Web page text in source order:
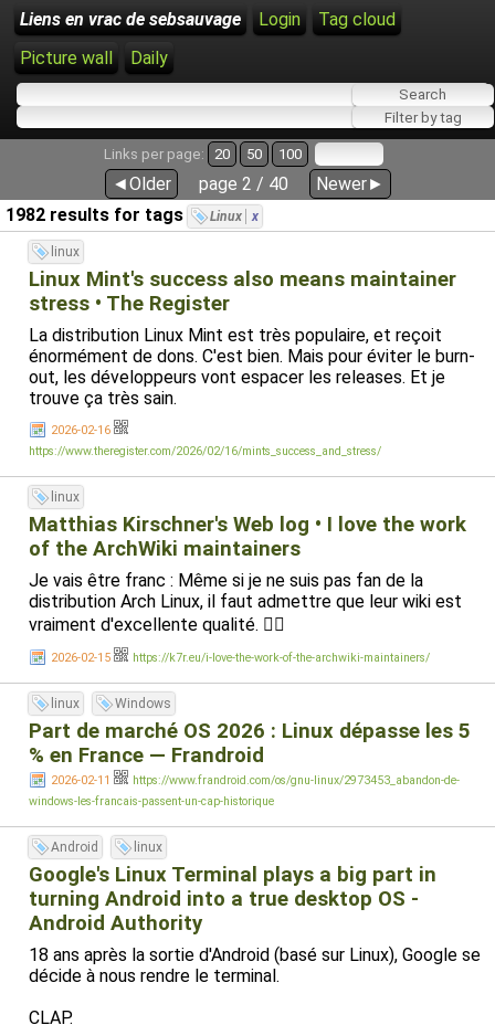
Liens en vrac de sebsauvage Login
Tag cloud
Picture wall
Daily
Links per page: 20 50 100
◄Older page 2 / 40
Newer►
1982 results for tags
Linux x
linux
Linux Mint's success also means maintainer
stress • The Register
La distribution Linux Mint est très populaire, et reçoit
énormément de dons. C'est bien. Mais pour éviter le burn-
out, les développeurs vont espacer les releases. Et je
trouve ça très sain.
2026-02-16
https://www.theregister.com/2026/02/16/mints_success_and_stress/
linux
Matthias Kirschner's Web log • I love the work
of the ArchWiki maintainers
Je vais être franc : Même si je ne suis pas fan de la
distribution Arch Linux, il faut admettre que leur wiki est
vraiment d'excellente qualité. 👌🏻
2026-02-15 https://k7r.eu/i-love-the-work-of-the-archwiki-maintainers/
linux Windows
Part de marché OS 2026 : Linux dépasse les 5
% en France — Frandroid
2026-02-11
https://www.frandroid.com/os/gnu-linux/2973453_abandon-de-
windows-les-francais-passent-un-cap-historique
Android linux
Google's Linux Terminal plays a big part in
turning Android into a true desktop OS -
Android Authority
18 ans après la sortie d'Android (basé sur Linux), Google se
décide à nous rendre le terminal.
CLAP.